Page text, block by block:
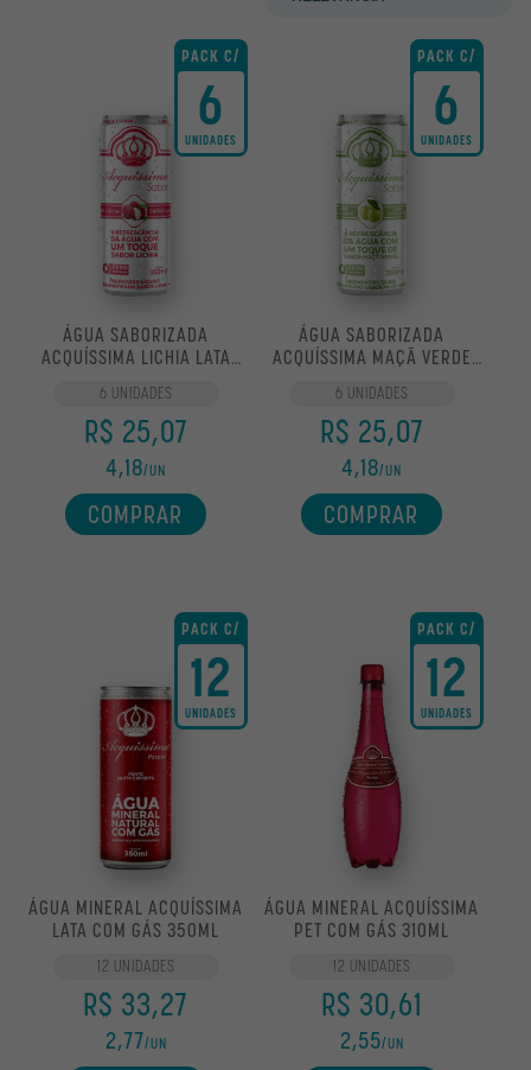
PACK C/
6
UNIDADES
ÁGUA SABORIZADA
ACQUÍSSIMA LICHIA LATA
6 UNIDADES
R$ 25,07
4,18/UN
COMPRAR
PACK C/
6
UNIDADES
ÁGUA SABORIZADA
ACQUÍSSIMA MAÇÃ VERDE
6 UNIDADES
R$ 25,07
4,18/UN
COMPRAR
PACK C/
12
UNIDADES
ÁGUA MINERAL ACQUÍSSIMA
LATA COM GÁS 350ML
12 UNIDADES
R$ 33,27
2,77/UN
PACK C/
12
UNIDADES
ÁGUA MINERAL ACQUÍSSIMA
PET COM GÁS 310ML
12 UNIDADES
R$ 30,61
2,55/UN